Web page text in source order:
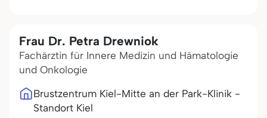
Frau Dr. Petra Drewniok
Fachärztin für Innere Medizin und Hämatologie
und Onkologie
Brustzentrum Kiel-Mitte an der Park-Klinik -
Standort Kiel